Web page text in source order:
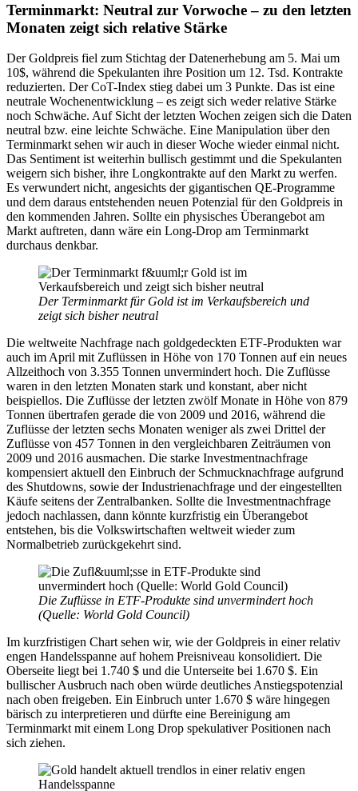
Terminmarkt: Neutral zur Vorwoche – zu den letzten
Monaten zeigt sich relative Stärke
Der Goldpreis fiel zum Stichtag der Datenerhebung am 5. Mai um
10$, während die Spekulanten ihre Position um 12. Tsd. Kontrakte
reduzierten. Der CoT-Index stieg dabei um 3 Punkte. Das ist eine
neutrale Wochenentwicklung – es zeigt sich weder relative Stärke
noch Schwäche. Auf Sicht der letzten Wochen zeigen sich die Daten
neutral bzw. eine leichte Schwäche. Eine Manipulation über den
Terminmarkt sehen wir auch in dieser Woche wieder einmal nicht.
Das Sentiment ist weiterhin bullisch gestimmt und die Spekulanten
weigern sich bisher, ihre Longkontrakte auf den Markt zu werfen.
Es verwundert nicht, angesichts der gigantischen QE-Programme
und dem daraus entstehenden neuen Potenzial für den Goldpreis in
den kommenden Jahren. Sollte ein physisches Überangebot am
Markt auftreten, dann wäre ein Long-Drop am Terminmarkt
durchaus denkbar.
Der Terminmarkt für Gold ist im Verkaufsbereich und
zeigt sich bisher neutral
Die weltweite Nachfrage nach goldgedeckten ETF-Produkten war
auch im April mit Zuflüssen in Höhe von 170 Tonnen auf ein neues
Allzeithoch von 3.355 Tonnen unvermindert hoch. Die Zuflüsse
waren in den letzten Monaten stark und konstant, aber nicht
beispiellos. Die Zuflüsse der letzten zwölf Monate in Höhe von 879
Tonnen übertrafen gerade die von 2009 und 2016, während die
Zuflüsse der letzten sechs Monaten weniger als zwei Drittel der
Zuflüsse von 457 Tonnen in den vergleichbaren Zeiträumen von
2009 und 2016 ausmachen. Die starke Investmentnachfrage
kompensiert aktuell den Einbruch der Schmucknachfrage aufgrund
des Shutdowns, sowie der Industrienachfrage und der eingestellten
Käufe seitens der Zentralbanken. Sollte die Investmentnachfrage
jedoch nachlassen, dann könnte kurzfristig ein Überangebot
entstehen, bis die Volkswirtschaften weltweit wieder zum
Normalbetrieb zurückgekehrt sind.
Die Zuflüsse in ETF-Produkte sind unvermindert hoch
(Quelle: World Gold Council)
Im kurzfristigen Chart sehen wir, wie der Goldpreis in einer relativ
engen Handelsspanne auf hohem Preisniveau konsolidiert. Die
Oberseite liegt bei 1.740 $ und die Unterseite bei 1.670 $. Ein
bullischer Ausbruch nach oben würde deutliches Anstiegspotenzial
nach oben freigeben. Ein Einbruch unter 1.670 $ wäre hingegen
bärisch zu interpretieren und dürfte eine Bereinigung am
Terminmarkt mit einem Long Drop spekulativer Positionen nach
sich ziehen.